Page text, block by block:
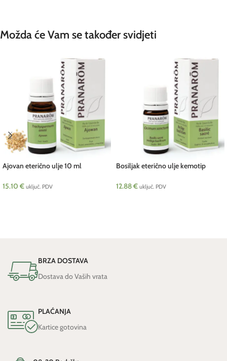
Možda će Vam se također svidjeti
Ajovan eterično ulje 10 ml
15.10 € uključ. PDV
Bosiljak eterično ulje kemotip
12.88€ uključ. PDV
BRZA DOSTAVA
Dostava do Vaših vrata
PLAĆANJA
Kartice gotovina